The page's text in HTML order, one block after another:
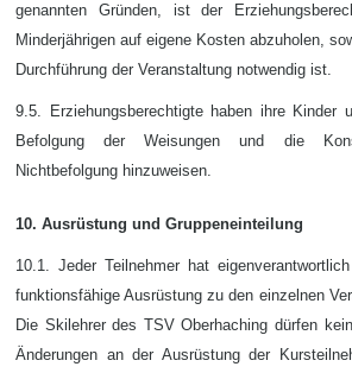
genannten Gründen, ist der
Minderjährigen auf eigene Kosten abzuholen,
Durchführung der Veranstaltung notwendig ist.
9.5. Erziehungsberechtigte haben ihre Kinder
Befolgung der Weisungen und die
Nichtbefolgung hinzuweisen.
10. Ausrüstung und Gruppeneinteilung
10.1. Jeder Teilnehmer hat
funktionsfähige Ausrüstung zu den einzelnen
Die Skilehrer des TSV Oberhaching dürfen
Änderungen an der Ausrüstung der